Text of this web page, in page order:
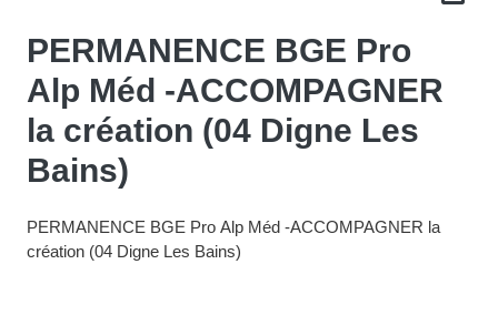
PERMANENCE BGE Pro
Alp Méd -ACCOMPAGNER
la création (04 Digne Les
Bains)
PERMANENCE BGE Pro Alp Méd -ACCOMPAGNER la
création (04 Digne Les Bains)